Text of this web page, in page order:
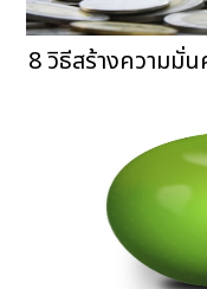
8 วิธีสร้างความมั่